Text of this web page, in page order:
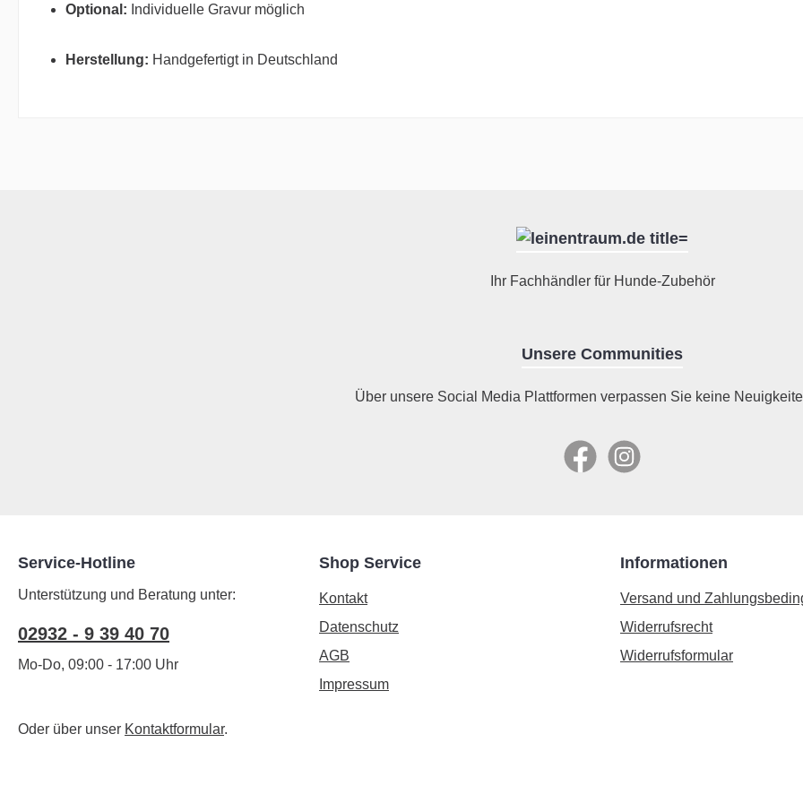
Optional: Individuelle Gravur möglich
Herstellung: Handgefertigt in Deutschland
Ihr Fachhändler für Hunde-Zubehör
Unsere Communities
Über unsere Social Media Plattformen verpassen Sie keine
FacebookInstagram
Service-Hotline
Unterstützung und Beratung unter:
02932 - 9 39 40 70
Mo-Do, 09:00 - 17:00 Uhr
Oder über unser Kontaktformular.
Shop Service
Kontakt
Datenschutz
AGB
Impressum
Informationen
Versand und
Widerrufsrecht
Widerrufsformular